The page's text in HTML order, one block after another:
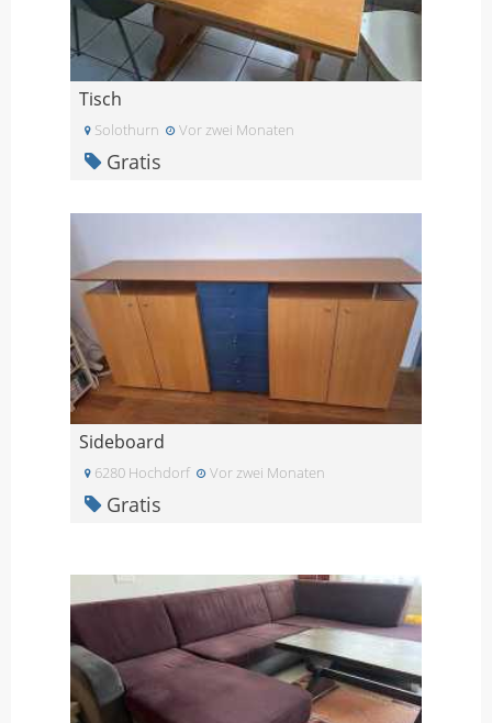
Tisch
Solothurn Vor zwei Monaten
Gratis
Sideboard
6280 Hochdorf Vor zwei Monaten
Gratis